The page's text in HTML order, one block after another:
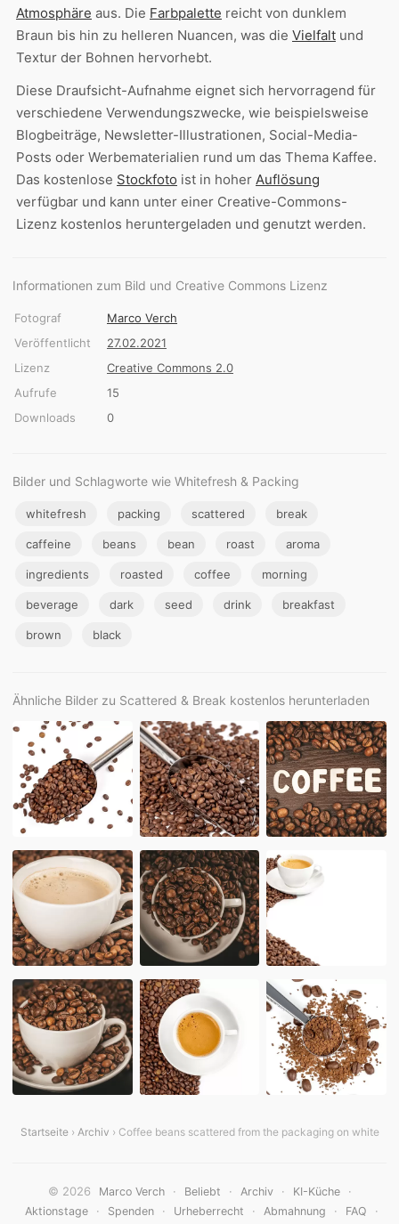
Atmosphäre aus. Die Farbpalette reicht von dunklem
Braun bis hin zu helleren Nuancen, was die Vielfalt und
Textur der Bohnen hervorhebt.
Diese Draufsicht-Aufnahme eignet sich hervorragend für
verschiedene Verwendungszwecke, wie beispielsweise
Blogbeiträge, Newsletter-Illustrationen, Social-Media-
Posts oder Werbematerialien rund um das Thema Kaffee.
Das kostenlose Stockfoto ist in hoher Auflösung
verfügbar und kann unter einer Creative-Commons-
Lizenz kostenlos heruntergeladen und genutzt werden.
Informationen zum Bild und Creative Commons Lizenz
Fotograf
Marco Verch
Veröffentlicht
27.02.2021
Lizenz
Creative Commons 2.0
Aufrufe
15
Downloads
0
Bilder und Schlagworte wie Whitefresh & Packing
whitefresh packing scattered break
caffeine beans bean roast aroma
ingredients roasted coffee morning
beverage dark seed drink breakfast
brown black
Ähnliche Bilder zu Scattered & Break kostenlos herunterladen
Startseite› Archiv › Coffee beans scattered from the packaging on white
© 2026 Marco Verch · Beliebt · Archiv · KI-Küche ·
Aktionstage · Spenden · Urheberrecht · Abmahnung · FAQ ·